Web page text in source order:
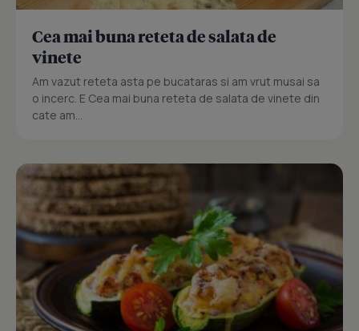
Cea mai buna reteta de salata de
vinete
Am vazut reteta asta pe bucataras si am vrut musai sa
o incerc. E Cea mai buna reteta de salata de vinete din
cate am...